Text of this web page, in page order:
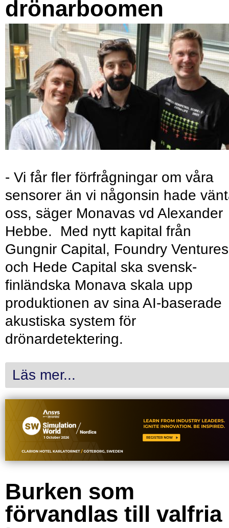
drönarboomen
- Vi får fler förfrågningar om våra
sensorer än vi någonsin hade
oss, säger Monavas vd Alexander
Hebbe. Med nytt kapital från
Gungnir Capital, Foundry Ventures
och Hede Capital ska svensk-
finländska Monava skala upp
produktionen av sina AI-baserade
akustiska system för
drönardetektering.
Läs mer...
Burken som
förvandlas till valfria